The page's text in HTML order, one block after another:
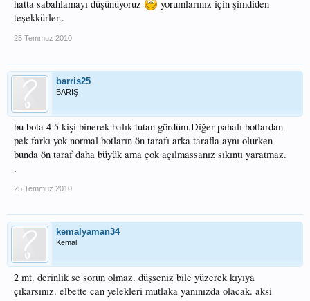
hatta sabahlamayı düşünüyoruz
yorumlarınız için şimdiden
teşekkürler..
25 Temmuz 2010
barris25
BARIŞ
bu bota 4 5 kişi binerek balık tutan gördüm.Diğer pahalı botlardan
pek farkı yok normal botların ön tarafı arka tarafla aynı olurken
bunda ön taraf daha büyük ama çok açılmassanız sıkıntı yaratmaz.
.
25 Temmuz 2010
kemalyaman34
Kemal
2 mt. derinlik se sorun olmaz. düşseniz bile yüzerek kıyıya
çıkarsınız. elbette can yelekleri mutlaka yanınızda olacak. aksi